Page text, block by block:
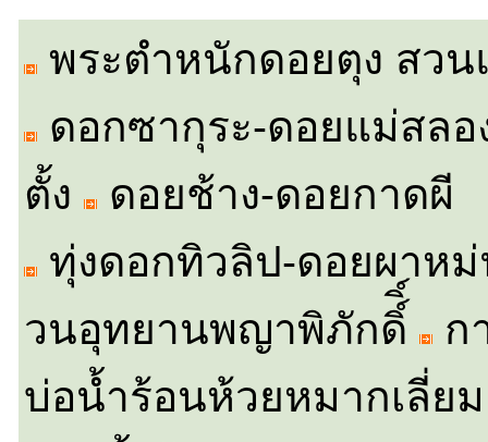
พระตำหนักดอยตุง สวน
ดอกซากุระ-ดอยแม่สลอ
ตั้ง
ดอยช้าง-ดอยกาดผี
ทุ่งดอกทิวลิป-ดอยผาห
วนอุทยานพญาพิภักดิ์
ก
บ่อน้ำร้อนห้วยหมากเลี่ยม